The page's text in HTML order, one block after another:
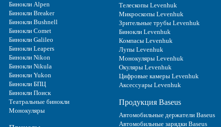
Бинокли Alpen
Бинокли Breaker
Бинокли Bushnell
Бинокли Comet
Бинокли Galileo
Бинокли Leapers
Бинокли Nikon
Бинокли Nikula
Бинокли Yukon
Бинокли БПЦ
Бинокли Поиск
Театральные бинокли
Монокуляры
Телескопы Levenhuk
Микроскопы Levenhuk
Зрительные трубы Levenhuk
Бинокли Levenhuk
Компасы Levenhuk
Лупы Levenhuk
Монокуляры Levenhuk
Окуляры Levenhuk
Цифровые камеры Levenhuk
Аксессуары Levenhuk
Продукция Baseus
Автомобильные держатели Baseus
Автомобильные зарядки Baseus